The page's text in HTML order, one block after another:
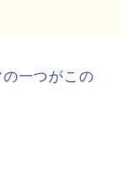
一つがこの